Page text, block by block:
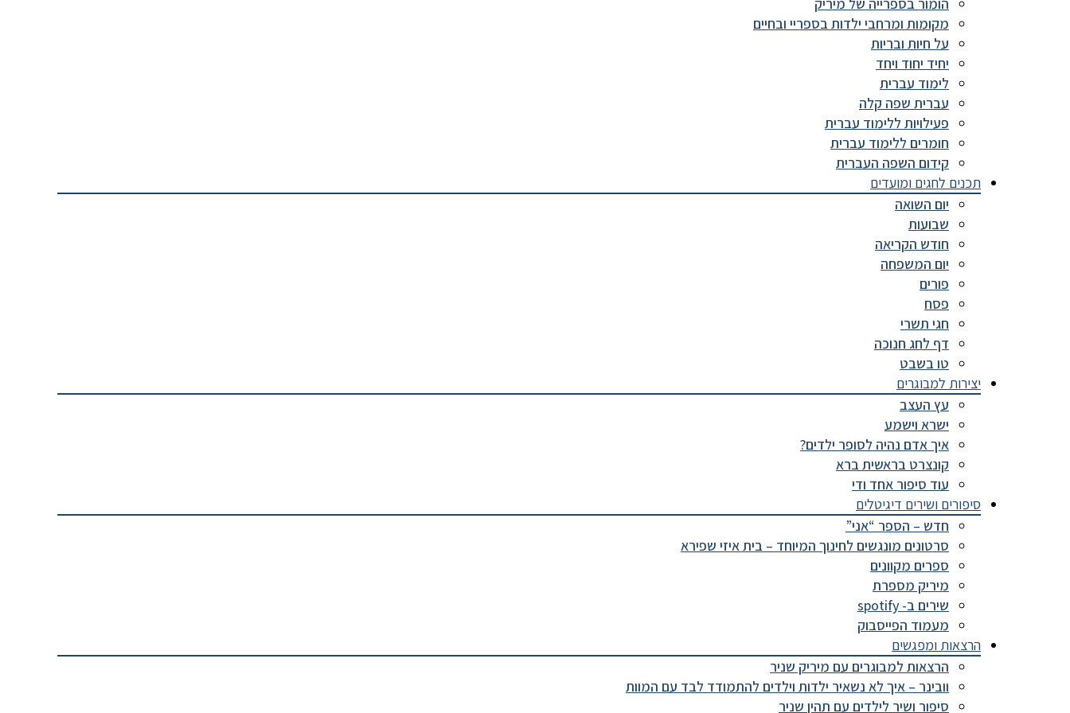
הומור בספרייה של מיריק
מקומות ומרחבי ילדות בספריי ובחיים
על חיות ובריות
יחיד יחוד ויחד
לימוד עברית
עברית שפה קלה
פעילויות ללימוד עברית
חומרים ללימוד עברית
קידום השפה העברית
תכנים לחגים ומועדים
יום השואה
שבועות
חודש הקריאה
יום המשפחה
פורים
פסח
חגי תשרי
דף לחג חנוכה
טו בשבט
יצירות למבוגרים
עץ העצב
ישרא וישמע
איך אדם נהיה לסופר ילדים?
קונצרט בראשית ברא
עוד סיפור אחד ודי
סיפורים ושירים דיגיטלים
חדש – הספר “אני”
סרטונים מונגשים לחינוך המיוחד – בית איזי שפירא
ספרים מקוונים
מיריק מספרת
שירים ב- spotify
מעמוד הפייסבוק
הרצאות ומפגשים
הרצאות למבוגרים עם מיריק שניר
וובינר – איך לא נשאיר ילדות וילדים להתמודד לבד עם המוות
סיפור ושיר לילדים עם תהין שניר